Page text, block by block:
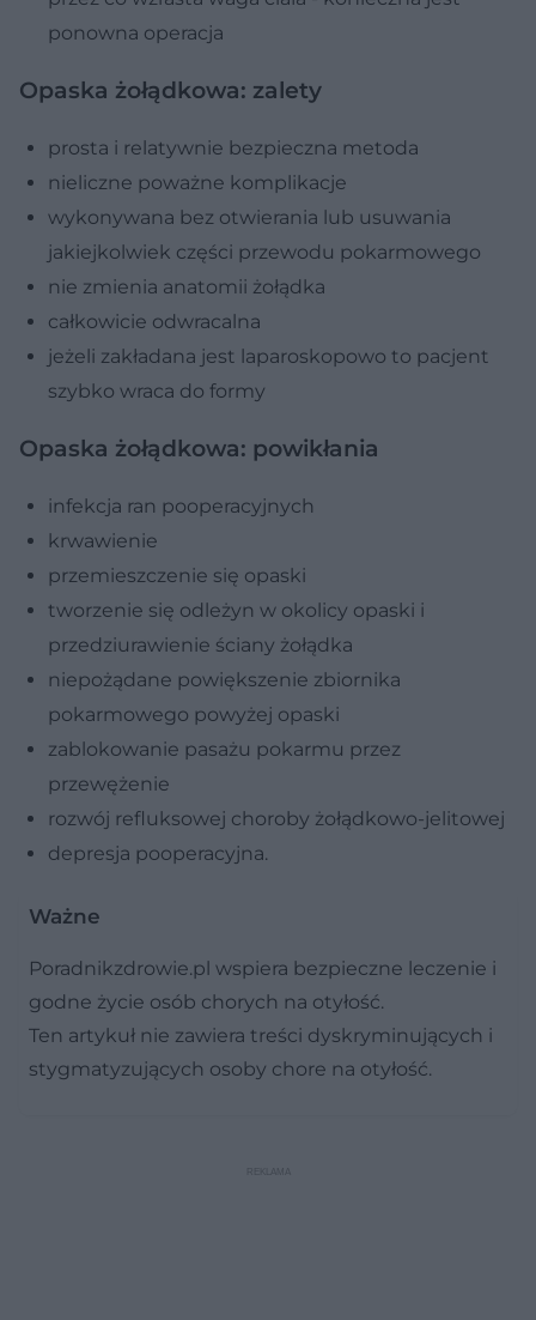
ponowna operacja
Opaska żołądkowa: zalety
prosta i relatywnie bezpieczna metoda
nieliczne poważne komplikacje
wykonywana bez otwierania lub usuwania
jakiejkolwiek części przewodu pokarmowego
nie zmienia anatomii żołądka
całkowicie odwracalna
jeżeli zakładana jest laparoskopowo to pacjent
szybko wraca do formy
Opaska żołądkowa: powikłania
infekcja ran pooperacyjnych
krwawienie
przemieszczenie się opaski
tworzenie się odleżyn w okolicy opaski i
przedziurawienie ściany żołądka
niepożądane powiększenie zbiornika
pokarmowego powyżej opaski
zablokowanie pasażu pokarmu przez
przewężenie
rozwój refluksowej choroby żołądkowo-jelitowej
depresja pooperacyjna.
Ważne
Poradnikzdrowie.pl wspiera bezpieczne leczenie i
godne życie osób chorych na otyłość.
Ten artykuł nie zawiera treści dyskryminujących i
stygmatyzujących osoby chore na otyłość.